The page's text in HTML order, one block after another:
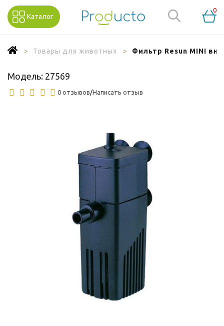
Каталог
0
Товары для животных Фильтр Resun MINI
Модель: 27569
0 отзывов/Написать отзыв